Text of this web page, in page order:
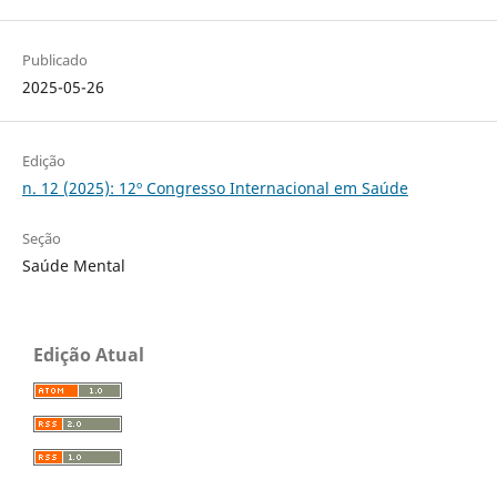
Publicado
2025-05-26
Edição
n. 12 (2025): 12º Congresso Internacional em Saúde
Seção
Saúde Mental
Edição Atual